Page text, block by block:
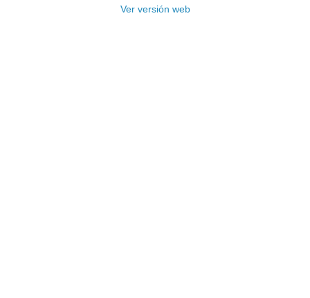
Ver versión web